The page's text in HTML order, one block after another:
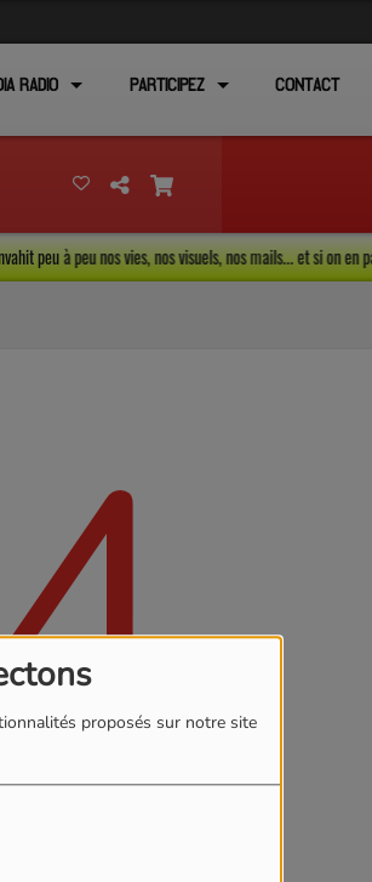
proposés sur notre site
RADIO PARTICIPEZ CONTACT
envahit peu à peu nos vies, nos visuels, nos mails... et si